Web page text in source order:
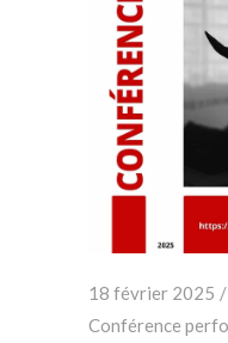
18 février 2025
Conférence